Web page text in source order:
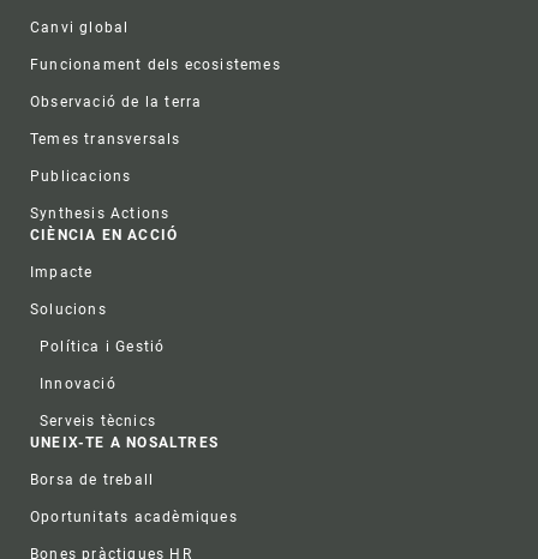
Canvi global
Funcionament dels ecosistemes
Observació de la terra
Temes transversals
Publicacions
Synthesis Actions
CIÈNCIA EN ACCIÓ
Impacte
Solucions
Política i Gestió
Innovació
Serveis tècnics
UNEIX-TE A NOSALTRES
Borsa de treball
Oportunitats acadèmiques
Bones pràctiques HR